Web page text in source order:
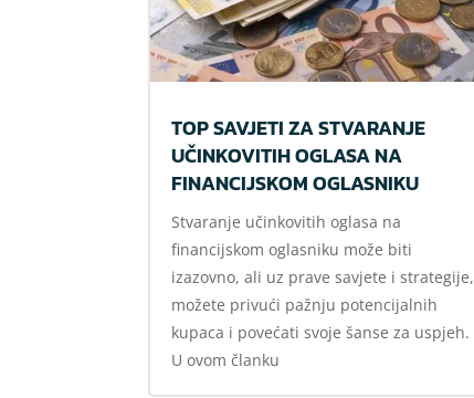
TOP SAVJETI ZA STVARANJE
UČINKOVITIH OGLASA NA
FINANCIJSKOM OGLASNIKU
Stvaranje učinkovitih oglasa na
financijskom oglasniku može biti
izazovno, ali uz prave savjete i strategije,
možete privući pažnju potencijalnih
kupaca i povećati svoje šanse za uspjeh.
U ovom članku